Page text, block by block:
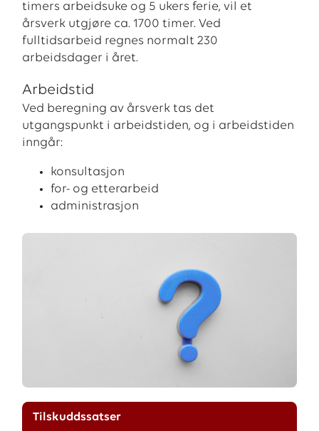
timers arbeidsuke og 5 ukers ferie, vil et
årsverk utgjøre ca. 1700 timer. Ved
fulltidsarbeid regnes normalt 230
arbeidsdager i året.
Arbeidstid
Ved beregning av årsverk tas det
utgangspunkt i arbeidstiden, og i arbeidstiden
inngår:
konsultasjon
for- og etterarbeid
administrasjon
Tilskuddssatser